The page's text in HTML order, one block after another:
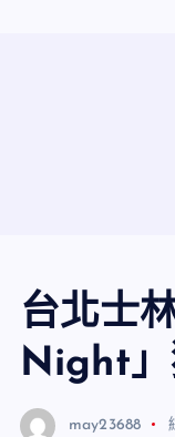
台北士
Night」
may23688